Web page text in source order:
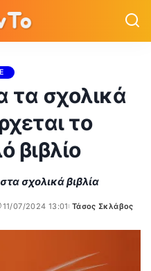
τα σχολικά
το
βιβλίο
σχολικά βιβλία
11/07/2024 13:01
Posted
Τάσος Σκλάβος